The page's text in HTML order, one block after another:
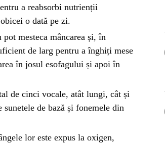
a reabsorbi nutrienții
o dată pe zi.
pot mesteca mâncarea și, în
de larg pentru a înghiți mese
în josul esofagului și apoi în
de cinci vocale, atât lungi, cât și
de bază și fonemele din
lor este expus la oxigen,
POPULAR